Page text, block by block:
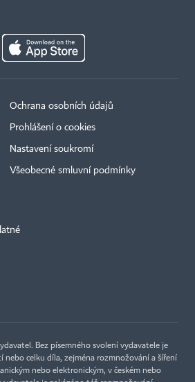
Ochrana osobních údajů
Prohlášení o cookies
Nastavení soukromí
Všeobecné smluvní podmínky
Bez písemného svolení vydavatele je
nebo celku díla, zejména rozmnožování a šíření
nebo elektronickým, v českém nebo